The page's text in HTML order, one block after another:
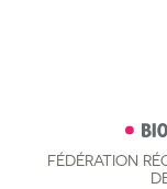
FÉDÉRATION